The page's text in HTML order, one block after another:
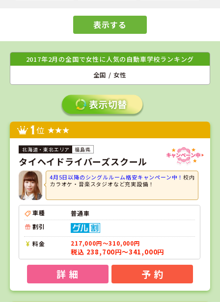
表示する
2017年2月の全国で女性に人気の自動車学校ランキング
全国 / 女性
1位
福島県
タイヘイドライバーズスクール
4月5日以降のシングルルーム格安キャンペーン中！校内
カラオケ・音楽スタジオなど充実設備！
車種
普通車
割引
料金 217,000円～310,000円
税込 238,700円～341,000円
詳 細 予 約